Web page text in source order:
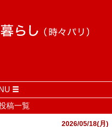
稿一覧
2026/05/18(月)